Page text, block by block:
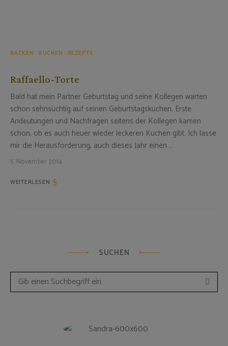
BACKEN KUCHEN REZEPTE
Raffaello-Torte
Bald hat mein Partner Geburtstag und seine Kollegen warten
schon sehnsüchtig auf seinen Geburtstagskuchen. Erste
Andeutungen und Nachfragen seitens der Kollegen kamen
schon, ob es auch heuer wieder leckeren Kuchen gibt. Ich lasse
mir die Herausforderung, auch dieses Jahr einen …
5. November 2014
WEITERLESEN
SUCHEN
Search